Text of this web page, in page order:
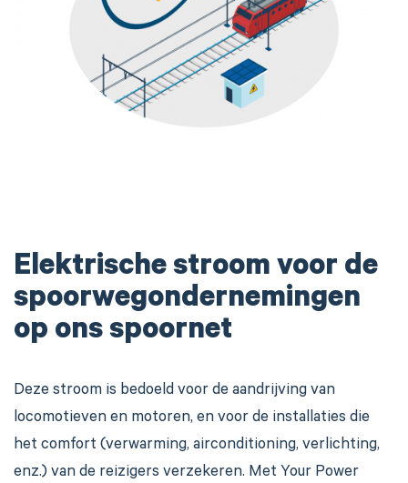
Elektrische stroom voor de
spoorwegondernemingen
op ons spoornet
Deze stroom is bedoeld voor de aandrijving van
locomotieven en motoren, en voor de installaties die
het comfort (verwarming, airconditioning, verlichting,
enz.) van de reizigers verzekeren. Met Your Power